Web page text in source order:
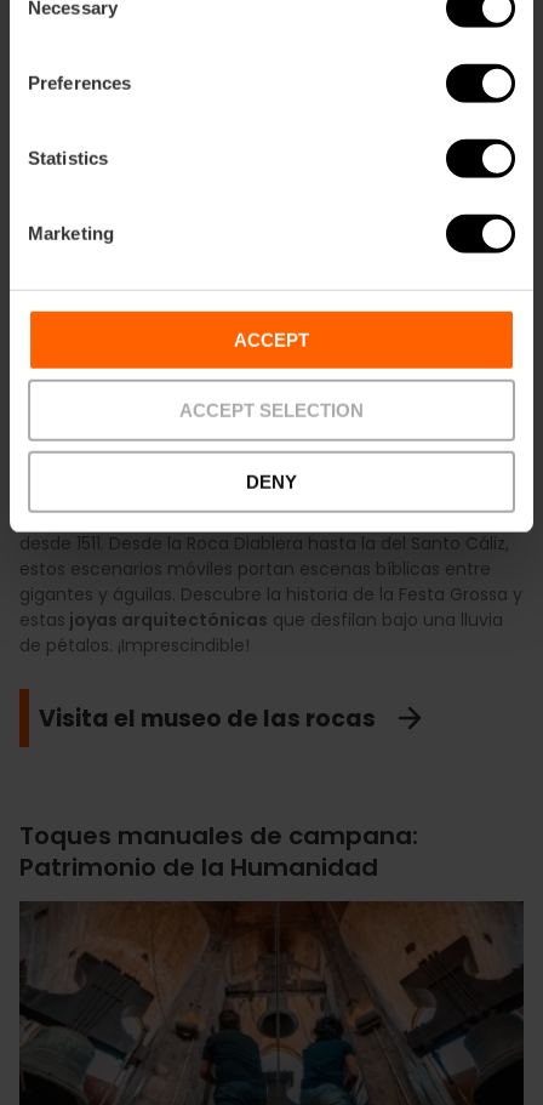
Selection
Necessary
Preferences
Statistics
Marketing
ACCEPT
ACCEPT SELECTION
DENY
Visita en València este museo único de 1434. Custodia las
11 Rocas, carros triunfales con forma de barco que datan
desde 1511. Desde la Roca Diablera hasta la del Santo Cáliz,
estos escenarios móviles portan escenas bíblicas entre
gigantes y águilas. Descubre la historia de la Festa Grossa y
estas joyas arquitectónicas que desfilan bajo una lluvia
de pétalos. ¡Imprescindible!
Visita el museo de las rocas
Toques manuales de campana:
Patrimonio de la Humanidad